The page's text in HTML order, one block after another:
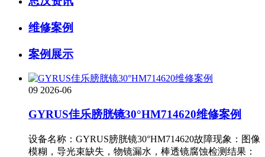
维修案例
案例展示
09 2026-06
GYRUS佳乐膀胱镜30°HM714620维修案例
设备名称：GYRUS膀胱镜30°HM714620故障现象：图像
模糊，导光束缺失，物镜漏水，棒透镜腐蚀检测结果：